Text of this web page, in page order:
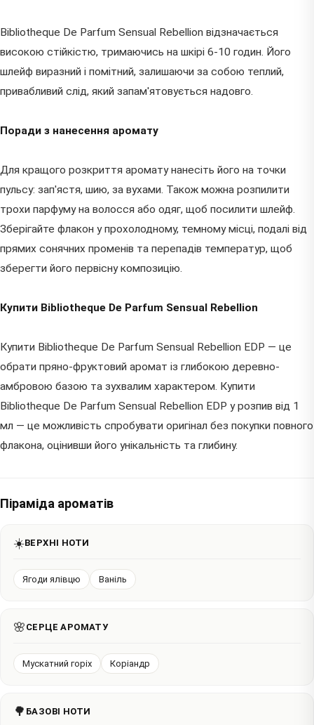
Bibliotheque De Parfum Sensual Rebellion відзначається
високою стійкістю, тримаючись на шкірі 6-10 годин. Його
шлейф виразний і помітний, залишаючи за собою теплий,
привабливий слід, який запам'ятовується надовго.
Поради з нанесення аромату
Для кращого розкриття аромату нанесіть його на точки
пульсу: зап'ястя, шию, за вухами. Також можна розпилити
трохи парфуму на волосся або одяг, щоб посилити шлейф.
Зберігайте флакон у прохолодному, темному місці, подалі від
прямих сонячних променів та перепадів температур, щоб
зберегти його первісну композицію.
Купити Bibliotheque De Parfum Sensual Rebellion
Купити Bibliotheque De Parfum Sensual Rebellion EDP — це
обрати пряно-фруктовий аромат із глибокою деревно-
амбровою базою та зухвалим характером. Купити
Bibliotheque De Parfum Sensual Rebellion EDP у розпив від 1
мл — це можливість спробувати оригінал без покупки повного
флакона, оцінивши його унікальність та глибину.
Піраміда ароматів
☀️ВЕРХНІ НОТИ
Ягоди ялівцю Ваніль
🌸 СЕРЦЕ АРОМАТУ
Мускатний горіх Коріандр
🌳 БАЗОВІ НОТИ